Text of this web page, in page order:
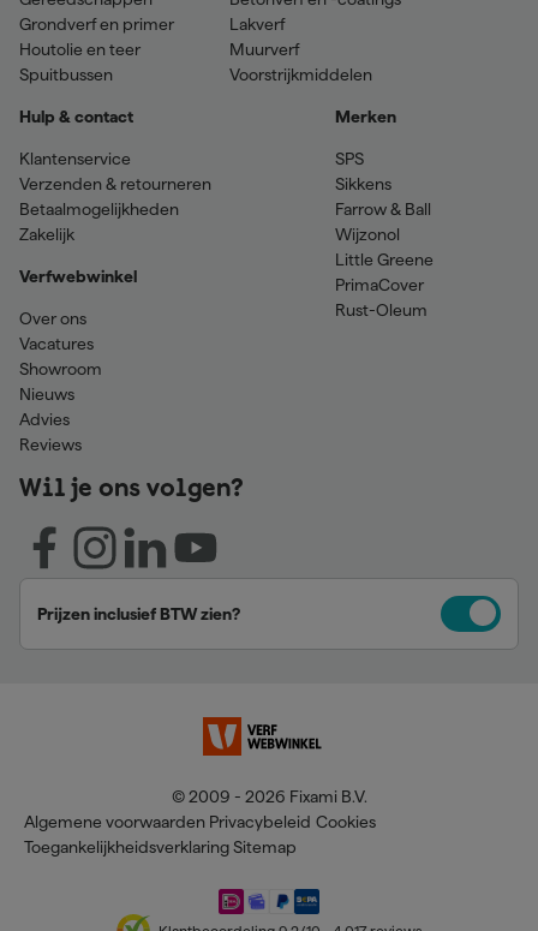
Grondverf en primer
Houtolie en teer
Spuitbussen
Lakverf
Muurverf
Voorstrijkmiddelen
Hulp & contact
Klantenservice
Verzenden & retourneren
Betaalmogelijkheden
Zakelijk
Verfwebwinkel
Over ons
Vacatures
Showroom
Nieuws
Advies
Reviews
Merken
SPS
Sikkens
Farrow & Ball
Wijzonol
Little Greene
PrimaCover
Rust-Oleum
Wil je ons volgen?
Prijzen inclusief BTW zien?
© 2009 - 2026 Fixami B.V.
Algemene voorwaarden Privacybeleid Cookies
Toegankelijkheidsverklaring Sitemap